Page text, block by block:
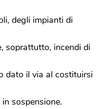
degli impianti di
soprattutto, incendi di
dato il via al costituirsi
sospensione.